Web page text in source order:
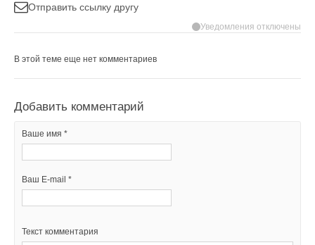
Отправить ссылку другу
Уведомления отключены
В этой теме еще нет комментариев
Добавить комментарий
Ваше имя *
Ваш E-mail *
Текст комментария